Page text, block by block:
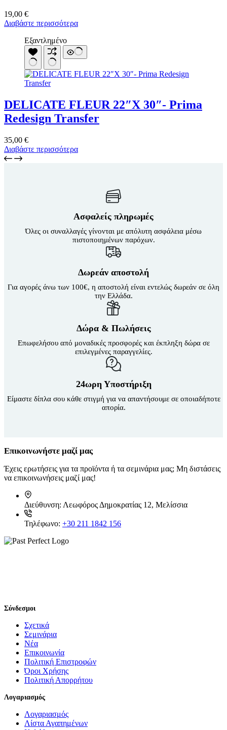
19,00 €
Διαβάστε περισσότερα
Εξαντλημένο
DELICATE FLEUR 22″X 30″- Prima
Redesign Transfer
35,00 €
Διαβάστε περισσότερα
Ασφαλείς πληρωμές
Όλες οι συναλλαγές γίνονται με απόλυτη ασφάλεια μέσω
πιστοποιημένων παρόχων.
Δωρεάν αποστολή
Για αγορές άνω των 100€, η αποστολή είναι εντελώς δωρεάν σε όλη
την Ελλάδα.
Δώρα & Πωλήσεις
Επωφελήσου από μοναδικές προσφορές και έκπληξη δώρα σε
επιλεγμένες παραγγελίες.
24ωρη Υποστήριξη
Είμαστε δίπλα σου κάθε στιγμή για να απαντήσουμε σε οποιαδήποτε
απορία.
Επικοινωνήστε μαζί μας
Έχεις ερωτήσεις για τα προϊόντα ή τα σεμινάρια μας; Μη διστάσεις
να επικοινωνήσεις μαζί μας!
Διεύθυνση: Λεωφόρος Δημοκρατίας 12, Μελίσσια
Τηλέφωνο: +30 211 1842 156
Σύνδεσμοι
Σχετικά
Σεμινάρια
Νέα
Επικοινωνία
Πολιτική Επιστροφών
Όροι Χρήσης
Πολιτική Απορρήτου
Λογαριασμός
Λογαριασμός
Λίστα Αγαπημένων